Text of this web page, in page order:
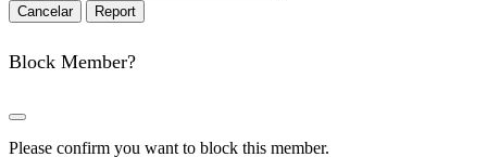
Report
Block Member?
Please confirm you want to block this member.